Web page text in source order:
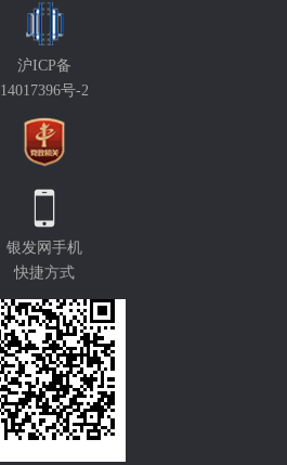
沪ICP备
14017396号-2
银发网手机
快捷方式